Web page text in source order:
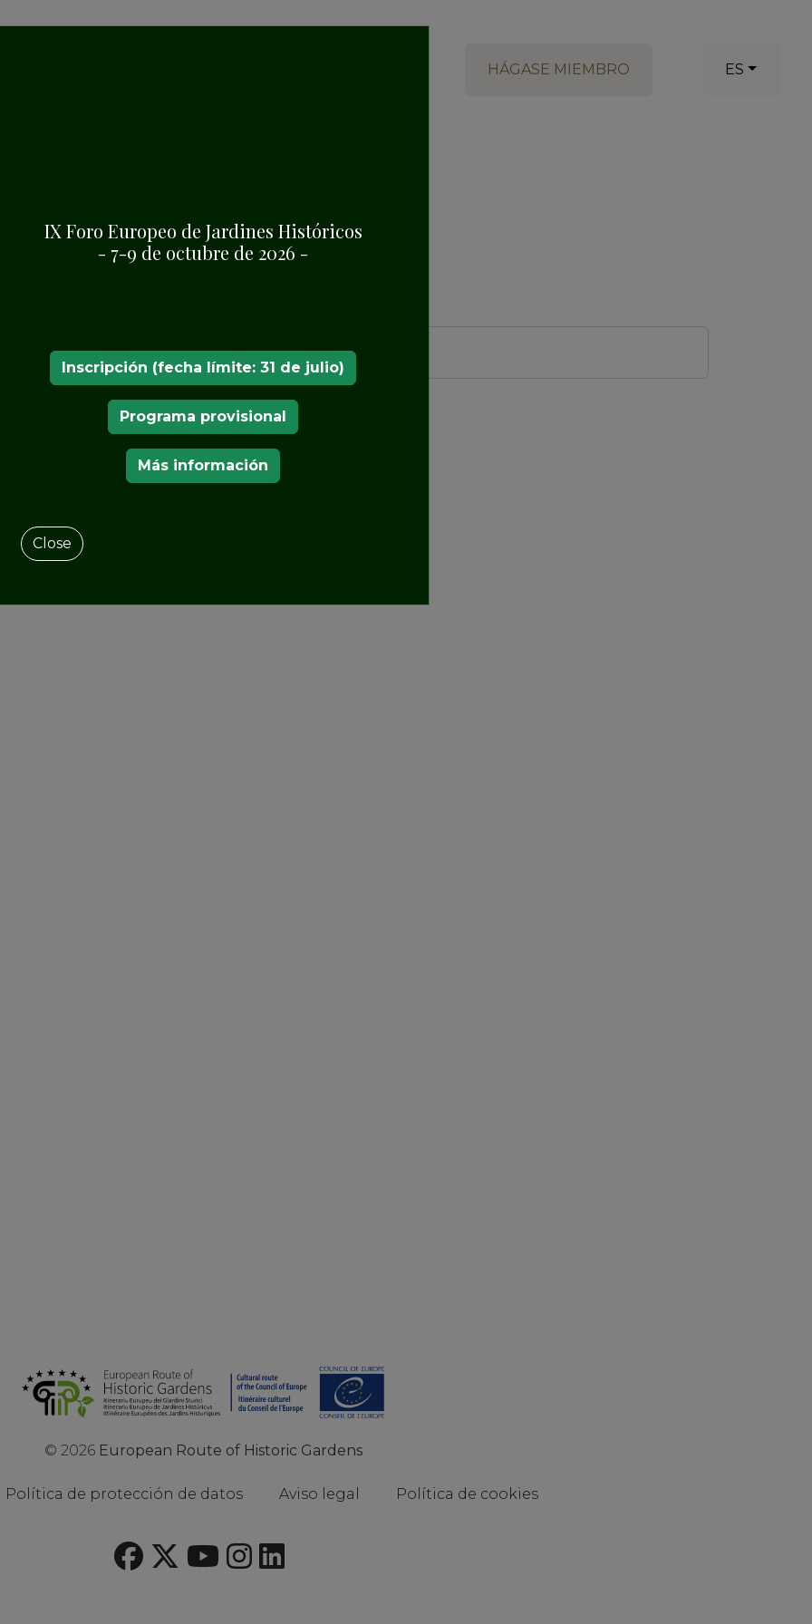
HÁGASE MIEMBRO ES
acción
© 2026 European Route of Historic Gardens
Política de protección de datos Aviso legal Política de cookies
IX Foro Europeo de Jardines Históricos
- 7-9 de octubre de 2026 -
Inscripción (fecha límite: 31 de julio)
Programa provisional
Más información
Close